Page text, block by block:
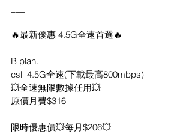
🔥最新優惠 4.5G全速首選🔥
B plan.
csl  4.5G全速(下載最高800mbps)
💥全速無限數據任用💥
原價月費$316
限時優惠價💥每月$206💥